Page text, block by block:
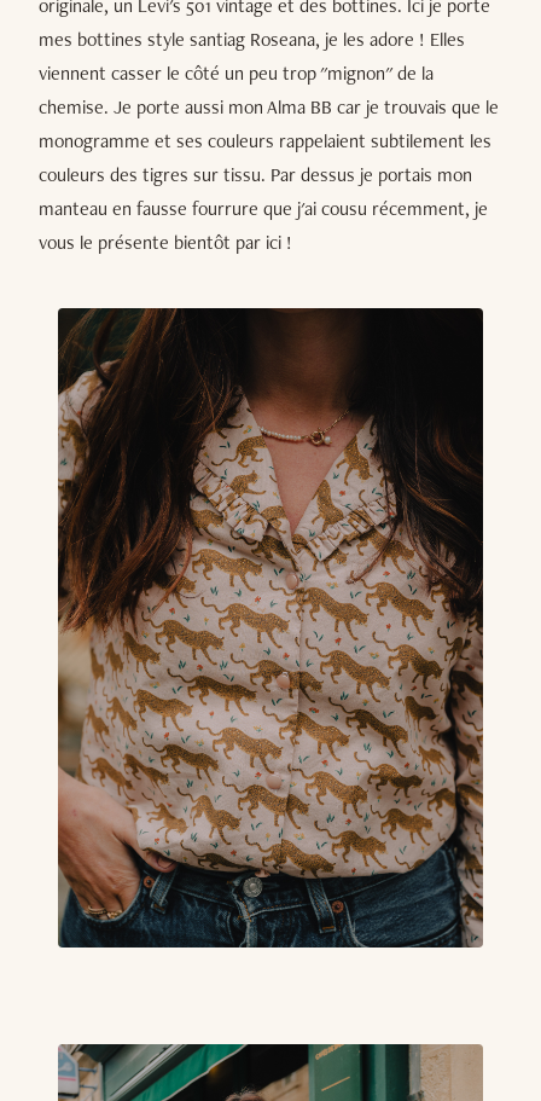
originale, un Levi's 501 vintage et des bottines. Ici je porte
mes bottines style santiag Roseana, je les adore ! Elles
viennent casser le côté un peu trop "mignon" de la
chemise. Je porte aussi mon Alma BB car je trouvais que le
monogramme et ses couleurs rappelaient subtilement les
couleurs des tigres sur tissu. Par dessus je portais mon
manteau en fausse fourrure que j'ai cousu récemment, je
vous le présente bientôt par ici !